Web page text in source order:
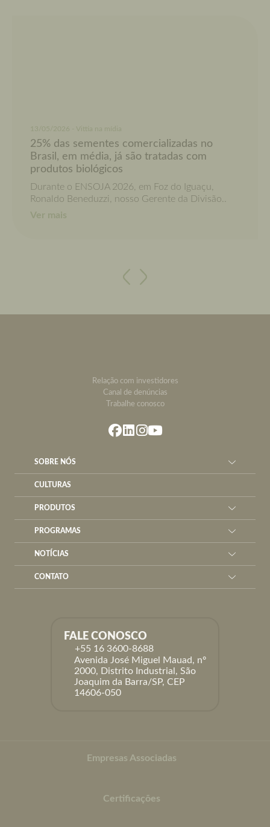
13/05/2026 - Vittia na mídia
25% das sementes comercializadas no
Brasil, em média, já são tratadas com
produtos biológicos
Durante o ENSOJA 2026, em Foz do Iguaçu,
Ronaldo Beneduzzi, nosso Gerente da Divisão..
Ver mais
AnteriorPróximo
Relação com investidores
Canal de denúncias
Trabalhe conosco
SOBRE NÓS
CULTURAS
PRODUTOS
PROGRAMAS
NOTÍCIAS
CONTATO
FALE CONOSCO
+55 16 3600-8688
Avenida José Miguel Mauad, nº
2000, Distrito Industrial, São
Joaquim da Barra/SP, CEP
14606-050
Empresas Associadas
Certificações